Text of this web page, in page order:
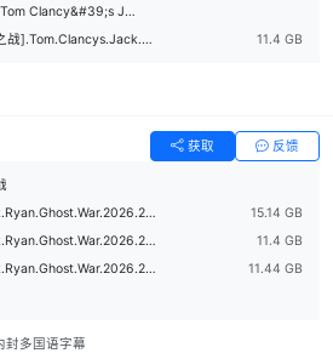
杰克·莱恩：幽灵之战 Tom Clancy&#39;s Jack Ryan：Ghost War (2026)
[杰克·莱恩：幽灵之战].Tom.Clancys.Jack.Ryan.Ghost.War.2026.2160p.AMZN.WEB-DL.HDR10+.H265.10bit.DDP5.1.Atmos-UBWEB.mkv
11.4 GB
获取 反馈
Tom.Clancys.Jack.Ryan.Ghost.War.2026.2160p.AMZN.WEB-DL.DV.H265.DDP.5.1.Atmos-PanWEB.mkv
15.14 GB
Tom.Clancys.Jack.Ryan.Ghost.War.2026.2160p.AMZN.WEB-DL.HDR.H265.DDP.5.1.Atmos-PanWEB.mkv
11.4 GB
Tom.Clancys.Jack.Ryan.Ghost.War.2026.2160p.AMZN.WEB-DL.H265.DDP.5.1.Atmos-PanWEB.mkv
11.44 GB
封多国语字幕